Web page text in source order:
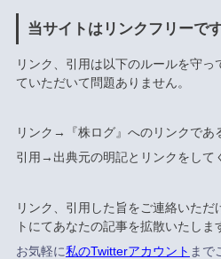
当サイトはリンクフリーで
リンク、引用は以下のルールを守っ
ていただいて問題ありません。
リンク→『株ログ』へのリンクであ
引用→出典元の明記とリンクをして
リンク、引用した旨をご連絡いた
トにてあなたの記事を拡散いたしま
お気軽に私のTwitterアカウント まで